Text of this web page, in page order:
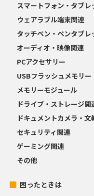
スマートフォン・タブレ
ウェアラブル端末関連
タッチペン・ペンタブレ
オーディオ・映像関連
PCアクセサリー
USBフラッシュメモリー
メモリーモジュール
ドライブ・ストレージ関
ドキュメントカメラ・文
セキュリティ関連
ゲーミング関連
その他
困ったときは